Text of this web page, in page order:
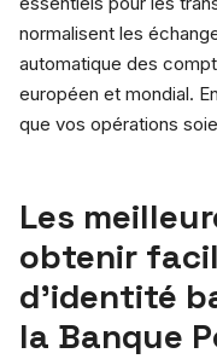
normalisent les
automatique des
européen et mondial.
que vos opérations
Les
obtenir
d’identité
la Banque